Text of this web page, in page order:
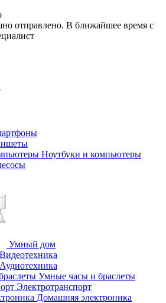
отправлено. В ближайшее время с
Ноутбуки и компьютеры
Умный дом
Видеотехника
Аудиотехника
Умные часы и браслеты
Электротранспорт
Домашняя электроника
plait.ru